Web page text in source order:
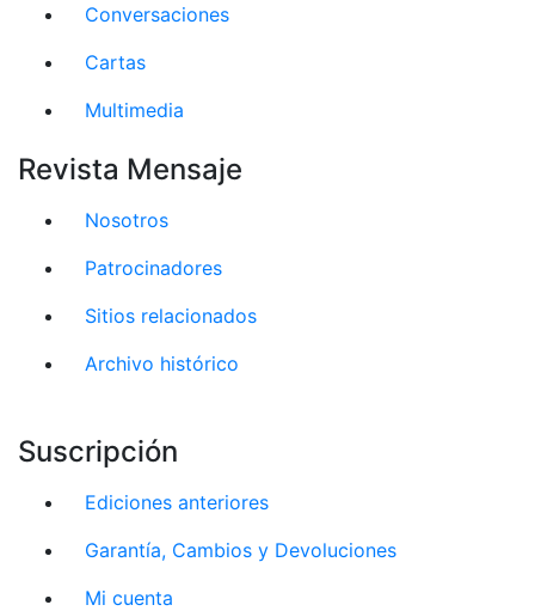
Conversaciones
Cartas
Multimedia
Revista Mensaje
Nosotros
Patrocinadores
Sitios relacionados
Archivo histórico
Suscripción
Ediciones anteriores
Garantía, Cambios y Devoluciones
Mi cuenta